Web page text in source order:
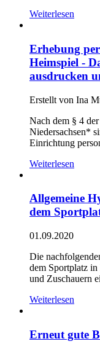
Weiterlesen
Erhebung
Heimspiel -
ausdrucken
Erstellt von Ina
Nach dem § 4
Niedersachsen*
Einrichtung
Weiterlesen
Allgemeine
dem
01.09.2020
Die
dem Sportplatz
und Zuschauern
Weiterlesen
Erneut gute